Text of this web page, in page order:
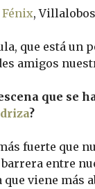
Fénix,
que está un
amigos
que se
?
fuerte que
entre
viene más